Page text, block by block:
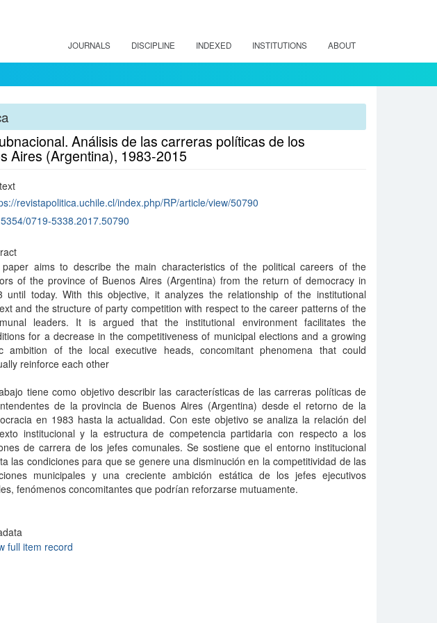
JOURNALS DISCIPLINE INDEXED INSTITUTIONS ABOUT
Análisis de las carreras políticas de los
Aires (Argentina), 1983-2015
revistapolitica.uchile.cl/index.php/RP/article/view/50790
0719-5338.2017.50790
aims to describe the main characteristics of the political careers of the
of the province of Buenos Aires (Argentina) from the return of democracy in
until today. With this objective, it analyzes the relationship of the institutional
and the structure of party competition with respect to the career patterns of the
leaders. It is argued that the institutional environment facilitates the
for a decrease in the competitiveness of municipal elections and a growing
ambition of the local executive heads, concomitant phenomena that could
reinforce each other
tiene como objetivo describir las características de las carreras políticas de
de la provincia de Buenos Aires (Argentina) desde el retorno de la
en 1983 hasta la actualidad. Con este objetivo se analiza la relación del
institucional y la estructura de competencia partidaria con respecto a los
de carrera de los jefes comunales. Se sostiene que el entorno institucional
las condiciones para que se genere una disminución en la competitividad de las
municipales y una creciente ambición estática de los jefes ejecutivos
fenómenos concomitantes que podrían reforzarse mutuamente.
full item record